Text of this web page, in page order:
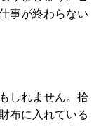
事が終わらない
しれません。拾
布に入れている